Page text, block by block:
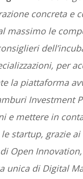
concreta e
massimo le
per
la piattaforma
Investment
e mettere in
startup, grazie
Open
unica di Digital